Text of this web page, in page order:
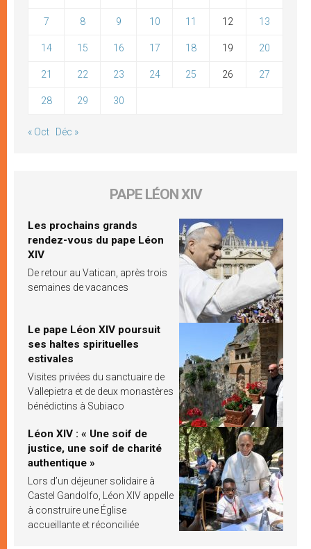
7 8 9 10 11 12 13
14 15 16 17 18 19 20
21 22 23 24 25 26 27
28 29 30
« Oct Déc »
PAPE LÉON XIV
Les prochains grands
rendez-vous du pape Léon
XIV
De retour au Vatican, après trois
semaines de vacances
Le pape Léon XIV poursuit
ses haltes spirituelles
estivales
Visites privées du sanctuaire de
Vallepietra et de deux monastères
bénédictins à Subiaco
Léon XIV : « Une soif de
justice, une soif de charité
authentique »
Lors d’un déjeuner solidaire à
Castel Gandolfo, Léon XIV appelle
à construire une Église
accueillante et réconciliée